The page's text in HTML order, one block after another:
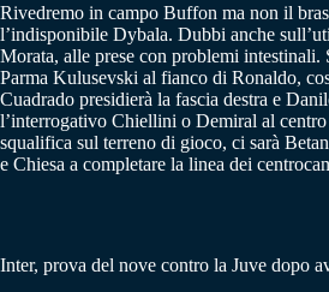
Rivedremo in campo Buffon ma non il
l’indisponibile Dybala. Dubbi anche
Morata, alle prese con problemi intestinali.
Parma Kulusevski al fianco di Ronaldo,
Cuadrado presidierà la fascia destra e
l’interrogativo Chiellini o Demiral al centro
squalifica sul terreno di gioco, ci sarà
e Chiesa a completare la linea dei
Inter, prova del nove contro la Juve dopo